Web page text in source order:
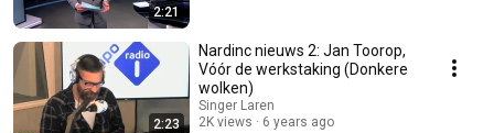
2:21
2:23
Nardinc nieuws 2: Jan Toorop,
Vóór de werkstaking (Donkere
wolken)
Singer Laren
2K views
6 years ago